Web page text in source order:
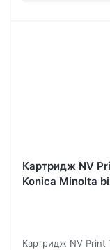
Картридж NV
Konica Minolta
Картридж NV